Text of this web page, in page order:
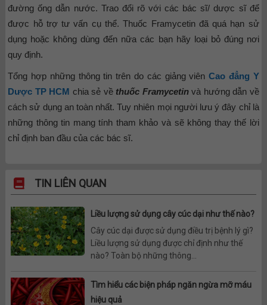
đường ống dẫn nước. Trao đổi rõ với các bác sĩ/ dược sĩ để
được hỗ trợ tư vấn cụ thể. Thuốc Framycetin đã quá hạn sử
dụng hoặc không dùng đến nữa các bạn hãy loại bỏ đúng nơi
quy định.
Tổng hợp những thông tin trên do các giảng viênCao đẳng Y
Dược TP HCM chia sẻ về thuốc Framycetinvà hướng dẫn về
cách sử dụng an toàn nhất. Tuy nhiên mọi người lưu ý đây chỉ là
những thông tin mang tính tham khảo và sẽ không thay thế lời
chỉ định ban đầu của các bác sĩ.
TIN LIÊN QUAN
Liều lượng sử dụng cây cúc dại như thế nào?
Cây cúc dại được sử dụng điều trị bệnh lý gì?
Liều lượng sử dụng được chỉ định như thế
nào? Toàn bộ những thông...
Tìm hiểu các biện pháp ngăn ngừa mỡ máu
hiệu quả